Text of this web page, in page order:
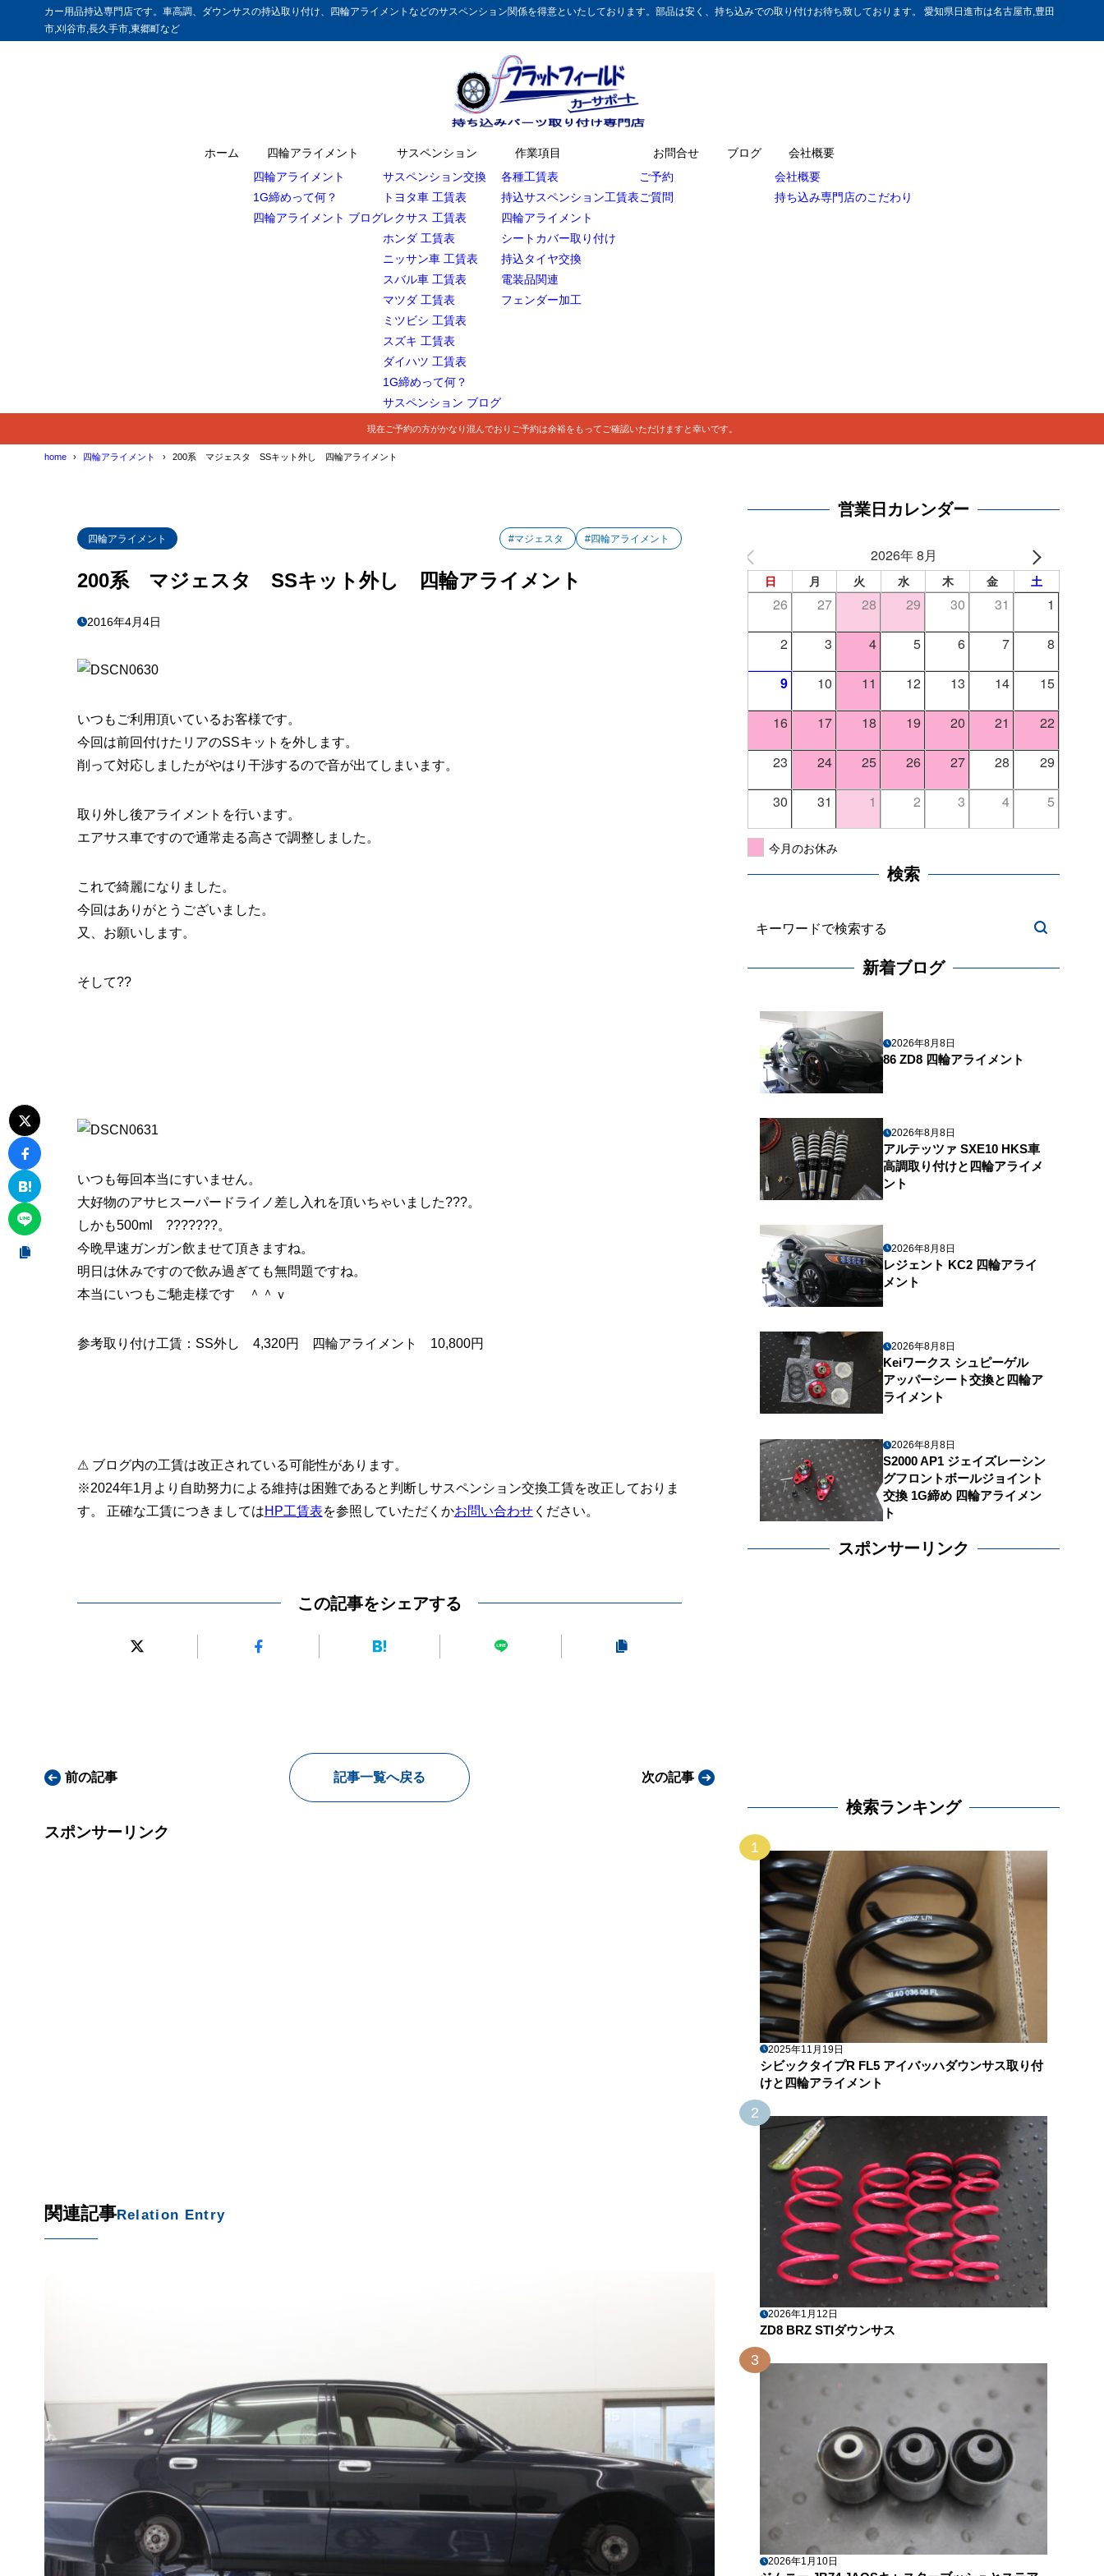
カー用品持込専門店です。車高調、ダウンサスの持込取り付け、四輪アライメントなどのサスペンション関係を得意といたしております。部品は安く、持ち込みでの取り付けお待ち致しております。 愛知県日進市は名古屋市,豊田
市,刈谷市,長久手市,東郷町など
ホーム
四輪アライメント
四輪アライメント
1G締めって何？
四輪アライメント ブログ
サスペンション
サスペンション交換
トヨタ車 工賃表
レクサス 工賃表
ホンダ 工賃表
ニッサン車 工賃表
スバル車 工賃表
マツダ 工賃表
ミツビシ 工賃表
スズキ 工賃表
ダイハツ 工賃表
1G締めって何？
サスペンション ブログ
作業項目
各種工賃表
持込サスペンション工賃表
四輪アライメント
シートカバー取り付け
持込タイヤ交換
電装品関連
フェンダー加工
お問合せ
ご予約
ご質問
ブログ
会社概要
会社概要
持ち込み専門店のこだわり
現在ご予約の方がかなり混んでおりご予約は余裕をもってご確認いただけますと幸いです。
home 四輪アライメント 200系 マジェスタ SSキット外し 四輪アライメント
四輪アライメント #マジェスタ #四輪アライメント
200系 マジェスタ SSキット外し 四輪アライメント
2016年4月4日
いつもご利用頂いているお客様です。
今回は前回付けたリアのSSキットを外します。
削って対応しましたがやはり干渉するので音が出てしまいます。
取り外し後アライメントを行います。
エアサス車ですので通常走る高さで調整しました。
これで綺麗になりました。
今回はありがとうございました。
又、お願いします。
そして??
いつも毎回本当にすいません。
大好物のアサヒスーパードライノ差し入れを頂いちゃいました???。
しかも500ml ???????。
今晩早速ガンガン飲ませて頂きますね。
明日は休みですので飲み過ぎても無問題ですね。
本当にいつもご馳走様です ＾＾ｖ
参考取り付け工賃：SS外し 4,320円 四輪アライメント 10,800円
⚠ ブログ内の工賃は改正されている可能性があります。
※2024年1月より自助努力による維持は困難であると判断しサスペンション交換工賃を改正しておりま
す。 正確な工賃につきましてはHP工賃表を参照していただくかお問い合わせください。
この記事をシェアする
前の記事 記事一覧へ戻る 次の記事
スポンサーリンク
関連記事Relation Entry
営業日カレンダー
2026年 8月
日 月 火 水 木 金 土
26 27 28 29 30 31 1
2 3 4 5 6 7 8
9 10 11 12 13 14 15
16 17 18 19 20 21 22
23 24 25 26 27 28 29
30 31 1 2 3 4 5
今月のお休み
検索
新着ブログ
2026年8月8日
86 ZD8 四輪アライメント
2026年8月8日
アルテッツァ SXE10 HKS車
高調取り付けと四輪アライメ
ント
2026年8月8日
レジェント KC2 四輪アライ
メント
2026年8月8日
Keiワークス シュピーゲル
アッパーシート交換と四輪ア
ライメント
2026年8月8日
S2000 AP1 ジェイズレーシン
グフロントボールジョイント
交換 1G締め 四輪アライメン
ト
スポンサーリンク
検索ランキング
1
2025年11月19日
シビックタイプR FL5 アイバッハダウンサス取り付
けと四輪アライメント
2
2026年1月12日
ZD8 BRZ STIダウンサス
3
2026年1月10日